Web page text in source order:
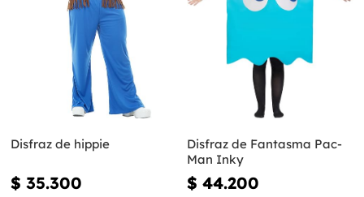
Disfraz de hippie
$ 35.300
Disfraz de Fantasma Pac-
Man Inky
$ 44.200